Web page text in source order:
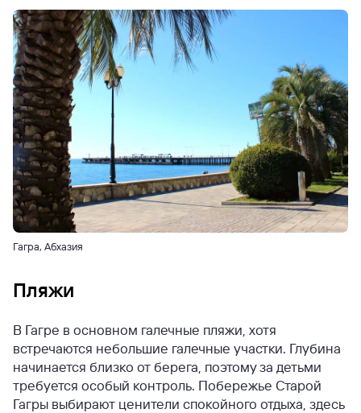
Гагра, Абхазия
Пляжи
В Гагре в основном галечные пляжи, хотя
встречаются небольшие галечные участки. Глубина
начинается близко от берега, поэтому за детьми
требуется особый контроль. Побережье Старой
Гагры выбирают ценители спокойного отдыха, здесь